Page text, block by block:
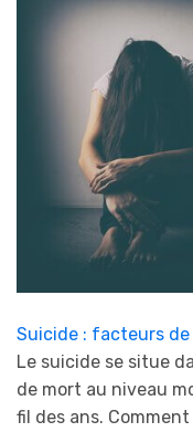
Suicide : facteurs
Le suicide se situe
de mort au niveau
fil des ans.